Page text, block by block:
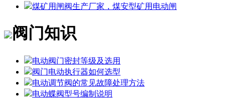
煤矿用闸阀生产厂家，煤安型矿用电动闸
阀门知识
电动阀门密封等级及选用
阀门电动执行器如何选型
电动调节阀的常见故障处理方法
电动蝶阀型号编制说明